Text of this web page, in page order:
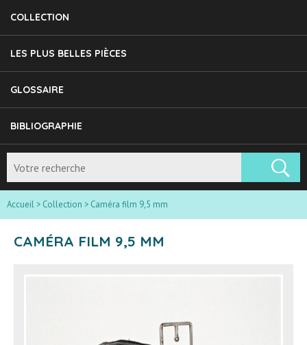
COLLECTION
LES PLUS BELLES PIÈCES
GLOSSAIRE
BIBLIOGRAPHIE
Accueil > Collection > Caméra film 9,5 mm
CAMÉRA FILM 9,5 MM